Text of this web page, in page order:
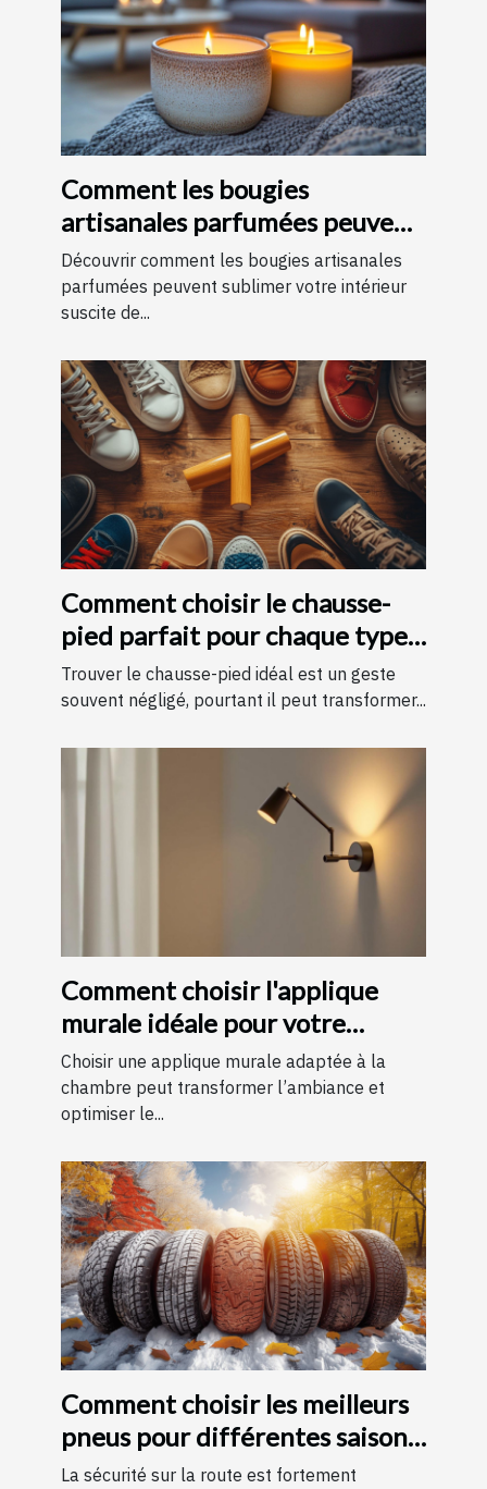
Comment les bougies
artisanales parfumées peuvent
améliorer votre intérieur
Découvrir comment les bougies artisanales
parfumées peuvent sublimer votre intérieur
suscite de...
Comment choisir le chausse-
pied parfait pour chaque type
de chaussure
Trouver le chausse-pied idéal est un geste
souvent négligé, pourtant il peut transformer...
Comment choisir l'applique
murale idéale pour votre
chambre
Choisir une applique murale adaptée à la
chambre peut transformer l’ambiance et
optimiser le...
Comment choisir les meilleurs
pneus pour différentes saisons
?
La sécurité sur la route est fortement